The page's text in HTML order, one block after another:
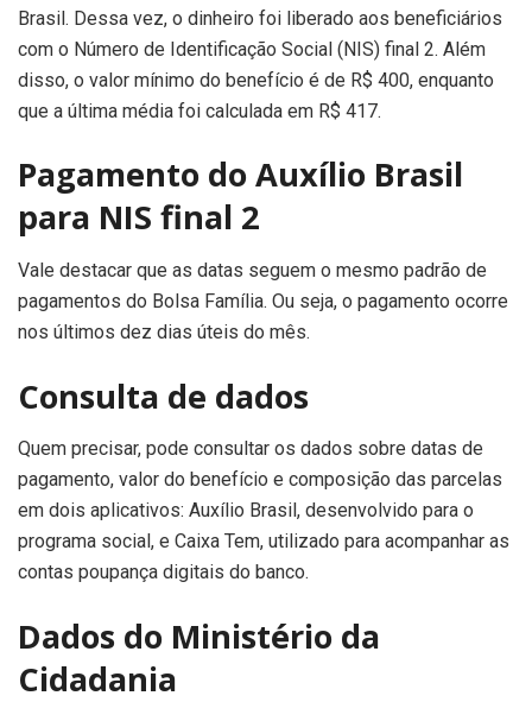
Brasil. Dessa vez, o dinheiro foi liberado aos beneficiários
com o Número de Identificação Social (NIS) final 2. Além
disso, o valor mínimo do benefício é de R$ 400, enquanto
que a última média foi calculada em R$ 417.
Pagamento do Auxílio Brasil
para NIS final 2
Vale destacar que as datas seguem o mesmo padrão de
pagamentos do Bolsa Família. Ou seja, o pagamento ocorre
nos últimos dez dias úteis do mês.
Consulta de dados
Quem precisar, pode consultar os dados sobre datas de
pagamento, valor do benefício e composição das parcelas
em dois aplicativos: Auxílio Brasil, desenvolvido para o
programa social, e Caixa Tem, utilizado para acompanhar as
contas poupança digitais do banco.
Dados do Ministério da
Cidadania